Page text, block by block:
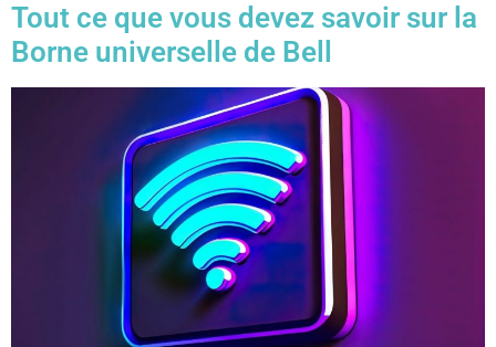
Tout ce que vous devez savoir sur la
Borne universelle de Bell